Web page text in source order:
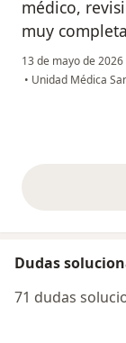
médico,
muy completa
13 de mayo de 2026
• Unidad Médica
Dudas
71 dudas